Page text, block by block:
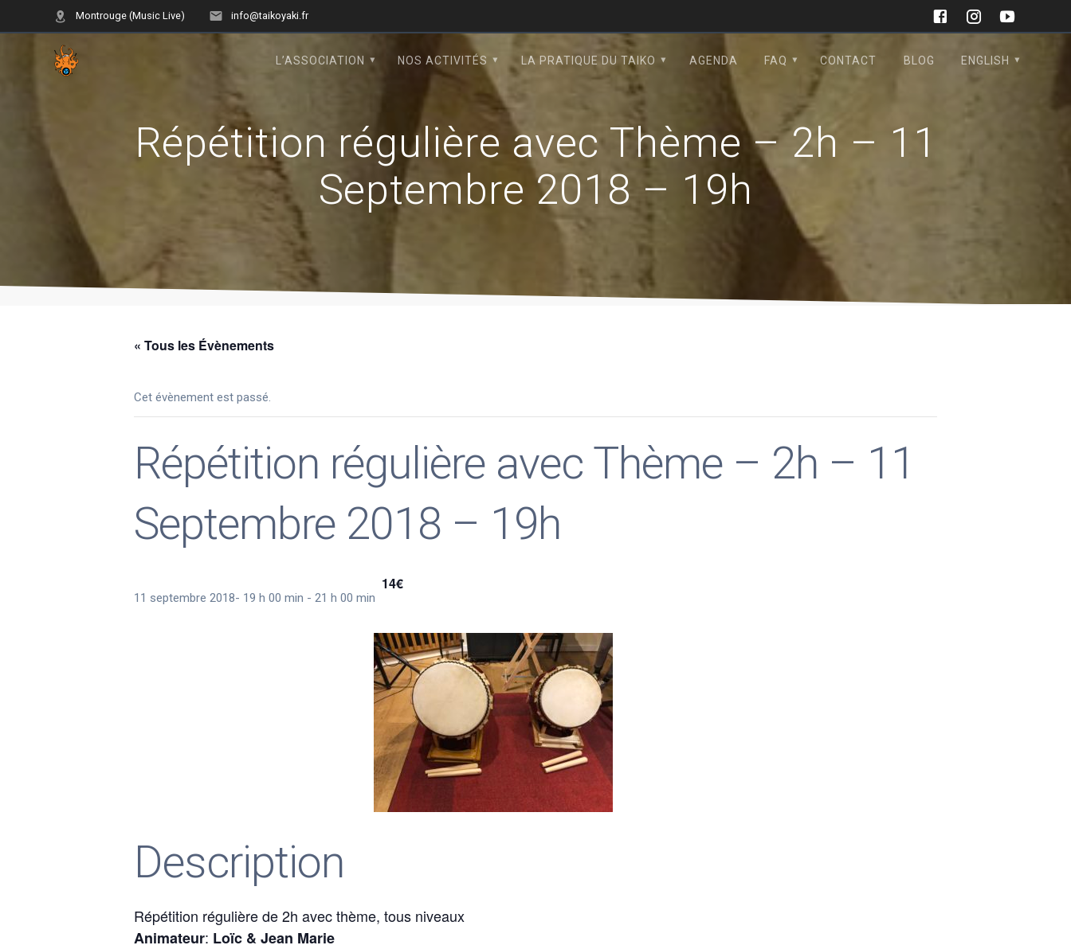
Montrouge (Music Live) info@taikoyaki.fr
L’ASSOCIATION NOS ACTIVITÉS LA PRATIQUE DU TAIKO AGENDA FAQ CONTACT BLOG ENGLISH
Répétition régulière avec Thème – 2h – 11
Septembre 2018 – 19h
« Tous les Évènements
Cet évènement est passé.
Répétition régulière avec Thème – 2h – 11
Septembre 2018 – 19h
11 septembre 2018- 19 h 00 min - 21 h 00 min
14€
Description
Répétition régulière de 2h avec thème, tous niveaux
Animateur: Loïc & Jean Marie